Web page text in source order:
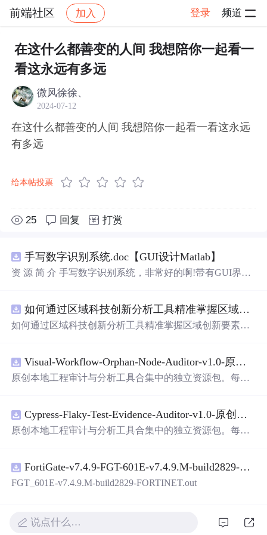
前端社区 加入 登录 频道
社区 前端社区 感慨 帖子详情
在这什么都善变的人间 我想陪你一起看一
看这永远有多远
微风徐徐、
2024-07-12
在这什么都善变的人间 我想陪你一起看一看这永远
有多远
给本帖投票
25 回复 打赏
手写数字识别系统.doc【GUI设计Matlab】
资 源 简 介 手写数字识别系统，非常好的啊!带有GUI界
带有直观的图形用户界面（GUI），非常容易使用。你只
需要将手写数字输入系统，它将立即给出准确的识别结
是一个非常方便和实用的工具，你一定会喜欢它的！
如何通过区域科技创新分析工具精准掌握区域创新要素分布与产业链融合现状？.docx
如何通过区域科技创新分析工具精准掌握区域创新要素分
Visual-Workflow-Orphan-Node-Auditor-v1.0-原创源码与文档.zip
原创本地工程审计与分析工具合集中的独立资源包。每个
README、运行说明、功能清单、MIT License及原创与授
权声明。解压后进入project目录，执行npm test验证算法，
目源码、Logo、官方截图、论文、生产日志或其他受限素
材。适合前端开发、AI应用工程、测试审计和课程实践。
Cypress-Flaky-Test-Evidence-Auditor-v1.0-原创源码与文档.zip
原创本地工程审计与分析工具合集中的独立资源包。每个
README、运行说明、功能清单、MIT License及原创与授
权声明。解压后进入project目录，执行npm test验证算法，
目源码、Logo、官方截图、论文、生产日志或其他受限素
材。适合前端开发、AI应用工程、测试审计和课程实践。
FortiGate-v7.4.9-FGT-601E-v7.4.9.M-build2829-FORTINET.out
FGT_601E-v7.4.9.M-build2829-FORTINET.out
说点什么…